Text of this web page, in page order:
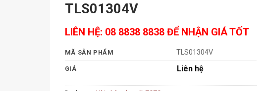
TLS01304V
LIÊN HỆ: 08 8838 8838 ĐỂ NHẬN GIÁ TỐT
MÃ SẢN PHẨM TLS01304V
GIÁ Liên hệ